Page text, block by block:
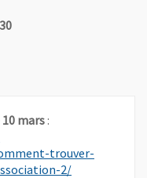
mars :
trouver-
2/, Ouvre une